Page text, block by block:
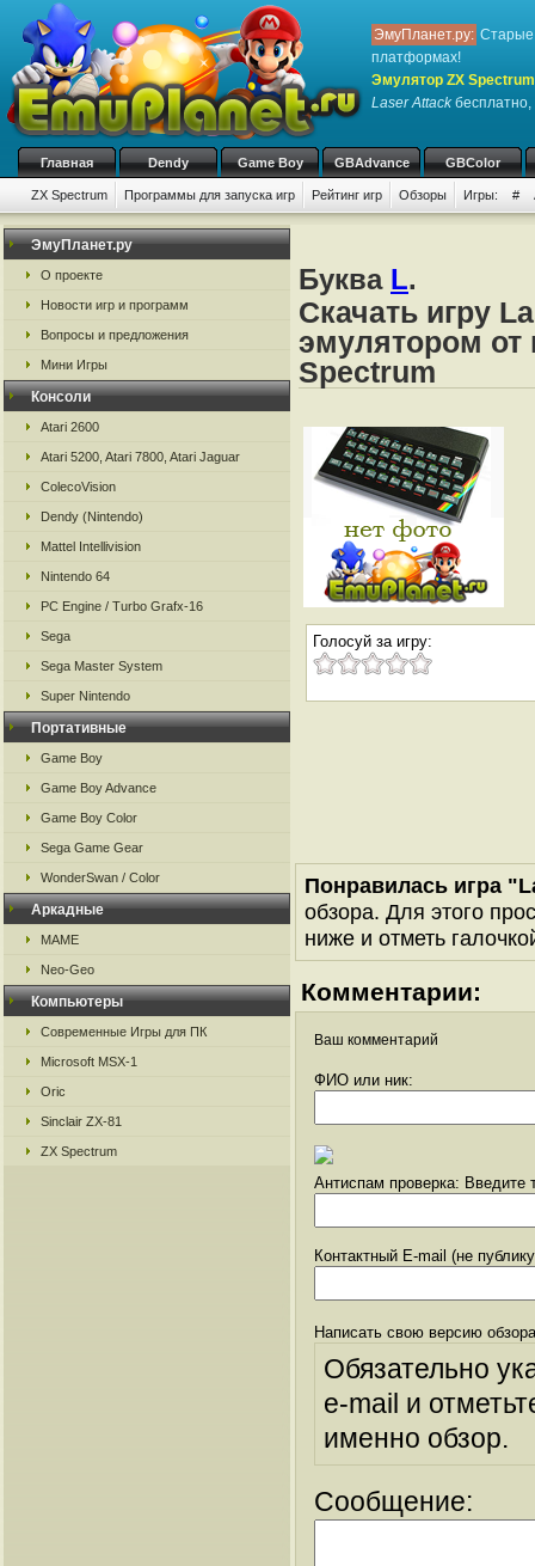
ЭмуПланет.ру: Старые
платформах!
Эмулятор ZX
Laser Attackбесплатно,
Главная Dendy Game Boy GBAdvance GBColor
ZX Spectrum Программы для запуска игр Рейтинг игр Обзоры Игры: #
ЭмуПланет.ру
О проекте
Новости игр и программ
Вопросы и предложения
Мини Игры
Консоли
Atari 2600
Atari 5200, Atari 7800, Atari Jaguar
ColecoVision
Dendy (Nintendo)
Mattel Intellivision
Nintendo 64
PC Engine / Turbo Grafx-16
Sega
Sega Master System
Super Nintendo
Портативные
Game Boy
Game Boy Advance
Game Boy Color
Sega Game Gear
WonderSwan / Color
Аркадные
MAME
Neo-Geo
Компьютеры
Современные Игры для ПК
Microsoft MSX-1
Oric
Sinclair ZX-81
ZX Spectrum
Буква L.
Скачать игру
эмулятором от
Spectrum
Голосуй за игру:
Понравилась игра
обзора. Для этого
ниже и отметь
Комментарии:
Ваш комментарий
ФИО или ник:
Антиспам проверка: Введите
Контактный E-mail (не
Написать свою версию
Обязательно
e-mail и
именно обзор.
Сообщение: